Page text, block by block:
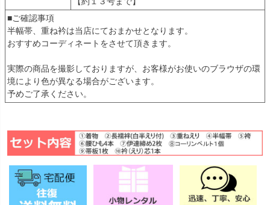
■ご確認事項
半幅帯、重ね衿は当店にておまかせとなります。
おすすめコーディネートをさせて頂きます。
実際の商品を撮影しておりますが、お客様がお使いのブラウザの環
境により色が異なる場合がございます。
予めご了承ください。